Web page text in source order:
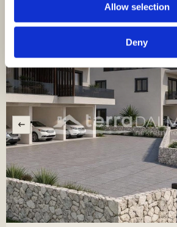
Allow selection
Deny